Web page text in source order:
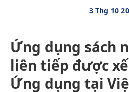
3 Thg 10
Ứng dụng sách
liên tiếp được
Ứng dụng tại